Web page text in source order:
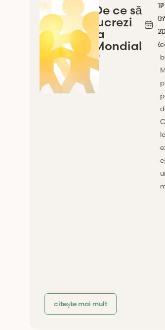
De ce să
lucrezi
la
Mondial
?
6
citeşte mai mult